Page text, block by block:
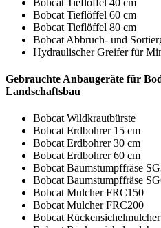
Bobcat Tieflöffel 60 cm
Bobcat Tieflöffel 80 cm
Bobcat Abbruch- und
Hydraulischer Greifer für
Gebrauchte Anbaugeräte für
Landschaftsbau
Bobcat Wildkrautbürste
Bobcat Erdbohrer 15 cm
Bobcat Erdbohrer 30 cm
Bobcat Erdbohrer 60 cm
Bobcat Baumstumpffräse
Bobcat Baumstumpffräse
Bobcat Mulcher FRC150
Bobcat Mulcher FRC200
Bobcat